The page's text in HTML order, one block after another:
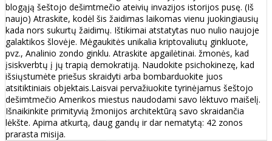
blogąją šeštojo dešimtmečio ateivių invazijos istorijos pusę. (Iš
naujo) Atraskite, kodėl šis žaidimas laikomas vienu juokingiausių
kada nors sukurtų žaidimų. Ištikimai atstatytas nuo nulio naujoje
galaktikos šlovėje. Mėgaukitės unikalia kriptovaliutų ginkluote,
pvz., Analinio zondo ginklu. Atraskite apgailėtinai. žmonės, kad
įsiskverbtų į jų trapią demokratiją. Naudokite psichokinezę, kad
išsiųstumėte priešus skraidyti arba bombarduokite juos
atsitiktiniais objektais.Laisvai pervažiuokite tyrinėjamus šeštojo
dešimtmečio Amerikos miestus naudodami savo lėktuvo maišelį.
Išnaikinkite primityvią žmonijos architektūrą savo skraidančia
lėkšte. Apima atkurtą, daug gandų ir dar nematytą: 42 zonos
prarasta misija.